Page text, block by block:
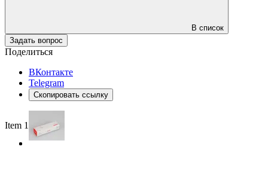
В список
Задать вопрос
Поделиться
ВКонтакте
Telegram
Скопировать ссылку
Item 1 of 2